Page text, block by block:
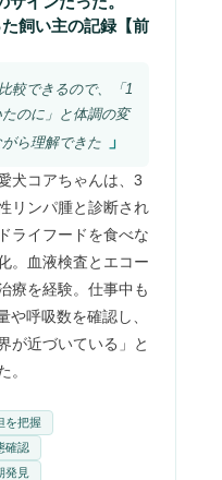
飼い主の記録【前
較できるので、「1
のに」と体調の変
ら理解できた
犬コアちゃんは、3
リンパ腫と診断され
ライフードを食べな
。血液検査とエコー
療を経験。仕事中も
や呼吸数を確認し、
が近づいている」と
。
を把握
確認
発見